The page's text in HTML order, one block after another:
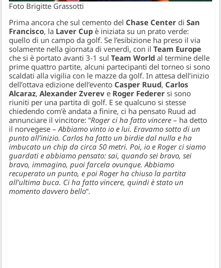
Foto Brigitte Grassotti
Prima ancora che sul cemento delChase Center diSan
Francisco, la Laver Cup è iniziata su un prato verde:
quello di un campo da golf. Se l’esibizione ha preso il via
solamente nella giornata di venerdì, con ilTeam Europe
che si è portato avanti 3-1 sulTeam World al termine delle
prime quattro partite, alcuni partecipanti del torneo si sono
scaldati alla vigilia con le mazze da golf. In attesa dell’inizio
dell’ottava edizione dell’eventoCasper Ruud,Carlos
Alcaraz,Alexander Zverev e Roger Federer si sono
riuniti per una partita di golf. E se qualcuno si stesse
chiedendo com’è andata a finire, ci ha pensato Ruud ad
annunciare il vincitore: “Roger ci ha fatto vincere – ha detto
il norvegese –Abbiamo vinto io e lui. Eravamo sotto di un
punto all’inizio. Carlos ha fatto un birdie dal nulla e ha
imbucato un chip da circa 50 metri. Poi, io e Roger ci siamo
guardati e abbiamo pensato: sai, quando sei bravo, sei
bravo, immagino, puoi farcela ovunque. Abbiamo
recuperato un punto, e poi Roger ha chiuso la partita
all’ultima buca. Ci ha fatto vincere, quindi è stato un
momento davvero bello“.